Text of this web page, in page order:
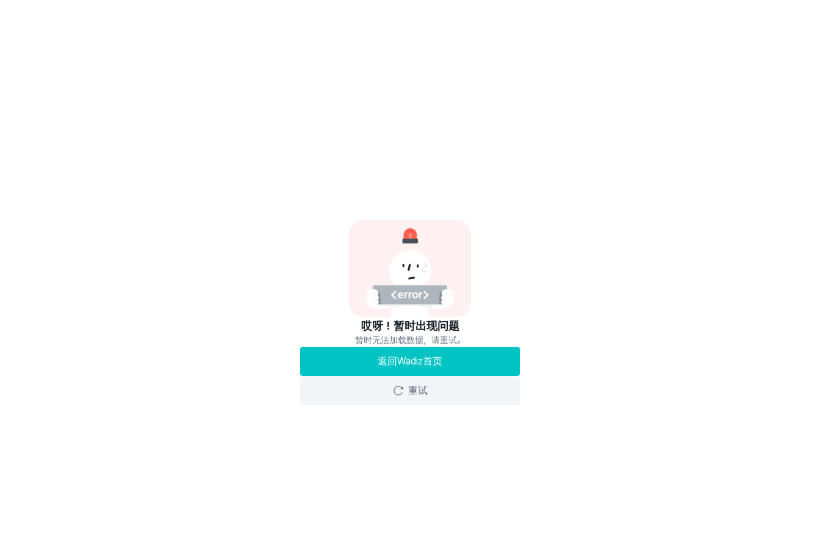
哎呀！暂时出现问题
暂时无法加载数据，请重试。
返回Wadiz首页
重试